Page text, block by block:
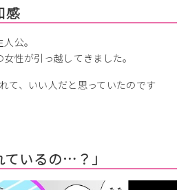
感
公。
性が引っ越してきました。
て、いい人だと思っていたのです
ているの…？」